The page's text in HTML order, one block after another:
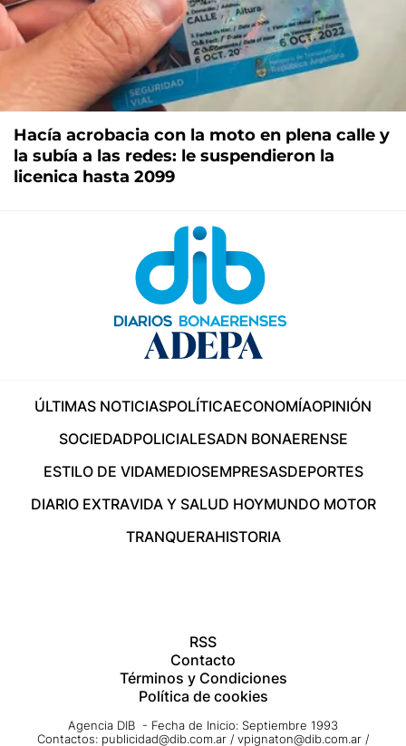
Hacía acrobacia con la moto en plena calle y
la subía a las redes: le suspendieron la
licenica hasta 2099
ÚLTIMAS NOTICIASPOLÍTICAECONOMÍAOPINIÓN
SOCIEDADPOLICIALESADN BONAERENSE
ESTILO DE VIDAMEDIOSEMPRESASDEPORTES
DIARIO EXTRAVIDA Y SALUD HOYMUNDO MOTOR
TRANQUERAHISTORIA
RSS
Contacto
Términos y Condiciones
Política de cookies
Agencia DIB - Fecha de Inicio: Septiembre 1993
Contactos: publicidad@dib.com.ar / vpignaton@dib.com.ar /